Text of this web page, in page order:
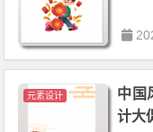
元素设计
中国
计大